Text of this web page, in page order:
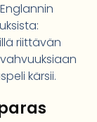
riittävän
kärsii.